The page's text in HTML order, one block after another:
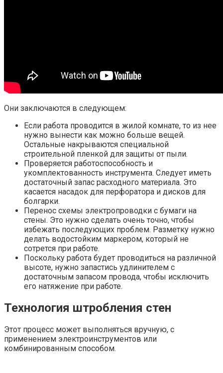
Они заключаются в следующем:
Если работа проводится в жилой комнате, то из нее
нужно вынести как можно больше вещей.
Остальные накрываются специальной
строительной пленкой для защиты от пыли.
Проверяется работоспособность и
укомплектованность инструмента. Следует иметь
достаточный запас расходного материала. Это
касается насадок для перфоратора и дисков для
болгарки.
Перенос схемы электропроводки с бумаги на
стены. Это нужно сделать очень точно, чтобы
избежать последующих проблем. Разметку нужно
делать водостойким маркером, который не
сотрется при работе.
Поскольку работа будет проводиться на различной
высоте, нужно запастись удлинителем с
достаточным запасом провода, чтобы исключить
его натяжение при работе.
Технология штробления стен
Этот процесс может выполняться вручную, с
применением электроинструментов или
комбинированным способом.